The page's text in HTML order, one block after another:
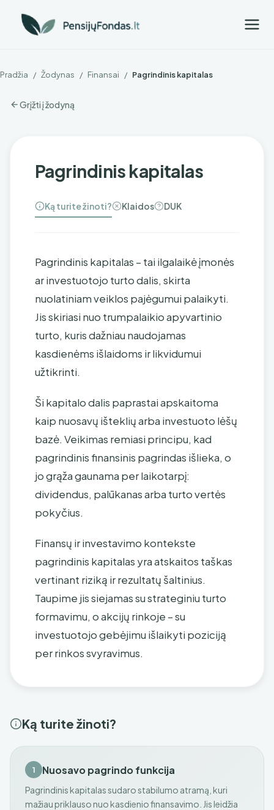
Pradžia / Žodynas / Finansai / Pagrindinis kapitalas
Grįžti į žodyną
Pagrindinis kapitalas
Ką turite žinoti? Klaidos DUK
Pagrindinis kapitalas – tai ilgalaikė įmonės
ar investuotojo turto dalis, skirta
nuolatiniam veiklos pajėgumui palaikyti.
Jis skiriasi nuo trumpalaikio apyvartinio
turto, kuris dažniau naudojamas
kasdienėms išlaidoms ir likvidumui
užtikrinti.
Ši kapitalo dalis paprastai apskaitoma
kaip nuosavų išteklių arba investuoto lėšų
bazė. Veikimas remiasi principu, kad
pagrindinis finansinis pagrindas išlieka, o
jo grąža gaunama per laikotarpį:
dividendus, palūkanas arba turto vertės
pokyčius.
Finansų ir investavimo kontekste
pagrindinis kapitalas yra atskaitos taškas
vertinant riziką ir rezultatų šaltinius.
Taupime jis siejamas su strateginiu turto
formavimu, o akcijų rinkoje – su
investuotojo gebėjimu išlaikyti poziciją
per rinkos svyravimus.
Ką turite žinoti?
1 Nuosavo pagrindo funkcija
Pagrindinis kapitalas sudaro stabilumo atramą, kuri
mažiau priklauso nuo kasdienio finansavimo. Jis leidžia